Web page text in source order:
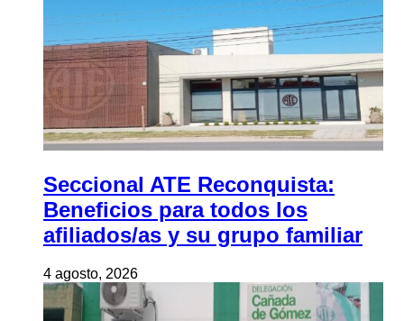
Seccional ATE Reconquista:
Beneficios para todos los
afiliados/as y su grupo familiar
4 agosto, 2026